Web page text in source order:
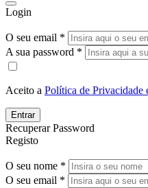
Login
O seu email *
A sua password *
Aceito a Política de Privacidade
Entrar
Recuperar Password
Registo
O seu nome *
O seu email *